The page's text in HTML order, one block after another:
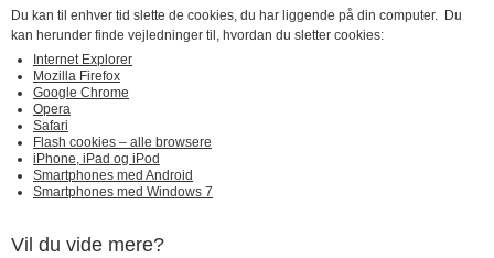
Du kan til enhver tid slette de cookies, du har liggende på din computer. Du
kan herunder finde vejledninger til, hvordan du sletter cookies:
Internet Explorer
Mozilla Firefox
Google Chrome
Opera
Safari
Flash cookies – alle browsere
iPhone, iPad og iPod
Smartphones med Android
Smartphones med Windows 7
Vil du vide mere?